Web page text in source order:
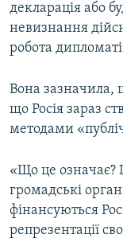
декларація або
невизнання
робота
Вона зазначила,
що Росія зараз
методами
«Що це означає?
громадські
фінансуються
репрезентації